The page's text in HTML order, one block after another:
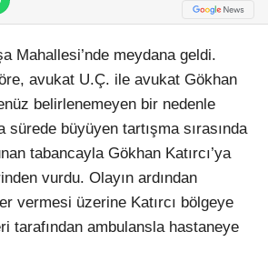
Mahallesi’nde meydana geldi.
avukat U.Ç. ile avukat Gökhan
belirlenemeyen bir nedenle
sürede büyüyen tartışma sırasında
tabancayla Gökhan Katırcı’ya
vurdu. Olayın ardından
vermesi üzerine Katırcı bölgeye
tarafından ambulansla hastaneye